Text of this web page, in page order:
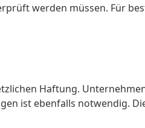
werden müssen. Für
Haftung.
ist ebenfalls notwendig.